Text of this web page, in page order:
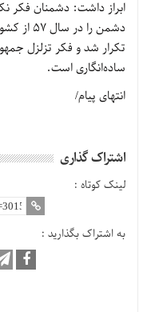
ابراز داشت: دشمنان فکر
تکرار شد و فکر تزلزل
ساده‌انگاری است.
انتهای پیام/
اشتراک گذاری
لینک کوتاه :
به اشتراک بگذارید :